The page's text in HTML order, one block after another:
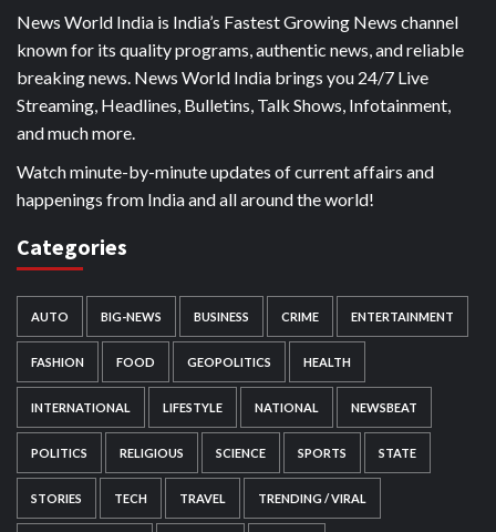
News World India is India’s Fastest Growing News channel
known for its quality programs, authentic news, and reliable
breaking news. News World India brings you 24/7 Live
Streaming, Headlines, Bulletins, Talk Shows, Infotainment,
and much more.
Watch minute-by-minute updates of current affairs and
happenings from India and all around the world!
Categories
AUTO BIG-NEWS BUSINESS CRIME ENTERTAINMENT
FASHION FOOD GEOPOLITICS HEALTH
INTERNATIONAL LIFESTYLE NATIONAL NEWSBEAT
POLITICS RELIGIOUS SCIENCE SPORTS STATE
STORIES TECH TRAVEL TRENDING / VIRAL